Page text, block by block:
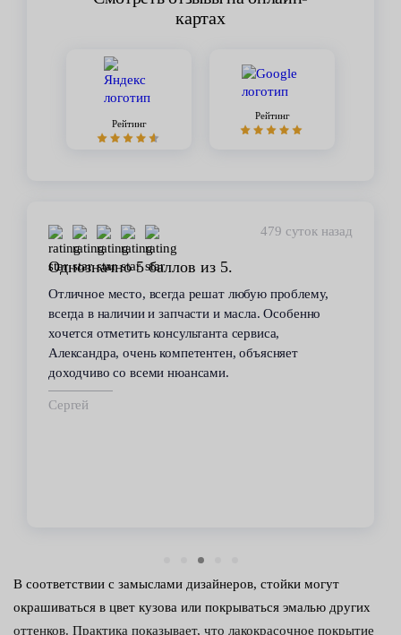
картах
Рейтинг
Рейтинг
479 суток назад
Однозначно 5 баллов из 5.
Отличное место, всегда решат любую проблему,
всегда в наличии и запчасти и масла. Особенно
хочется отметить консультанта сервиса,
Александра, очень компетентен, объясняет
доходчиво со всеми нюансами.
Сергей
В соответствии с замыслами дизайнеров, стойки могут
окрашиваться в цвет кузова или покрываться эмалью других
оттенков. Практика показывает, что лакокрасочное покрытие